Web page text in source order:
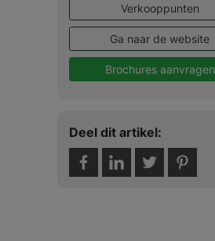
Verkooppunten
Ga naar de website
Brochures aanvragen
Deel dit artikel: